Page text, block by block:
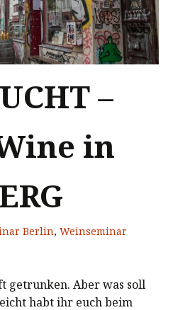
–
in
Berlin, Weinseminar
getrunken. Aber was soll
habt ihr euch beim